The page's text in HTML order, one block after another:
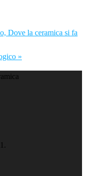
Dove la ceramica si fa
»